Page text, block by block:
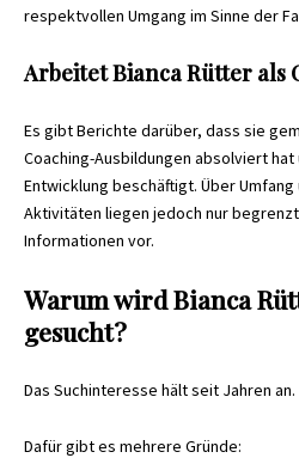
respektvollen Umgang im Sinne der
Arbeitet Bianca Rütter als
Es gibt Berichte darüber, dass sie
Coaching-Ausbildungen absolviert
Entwicklung beschäftigt. Über
Aktivitäten liegen jedoch nur
Informationen vor.
Warum wird Bianca
gesucht?
Das Suchinteresse hält seit Jahren an.
Dafür gibt es mehrere Gründe: